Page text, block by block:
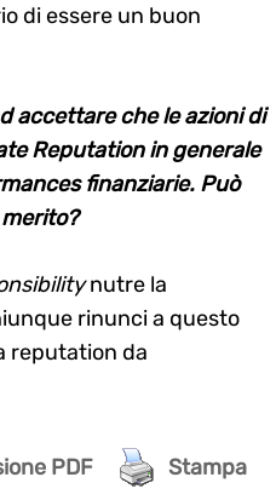
di essere un buon
accettare che le azioni di
Reputation in generale
finanziarie. Può
nutre la
rinunci a questo
reputation da
PDF Stampa